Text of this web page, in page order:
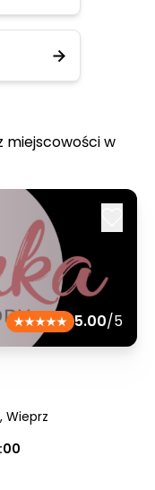
miejscowości w
5.00/5
, Wieprz